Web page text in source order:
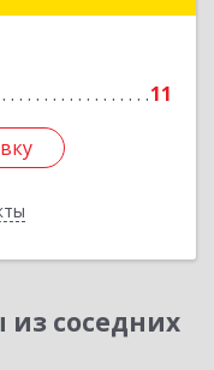
11
Подробнее
соседних